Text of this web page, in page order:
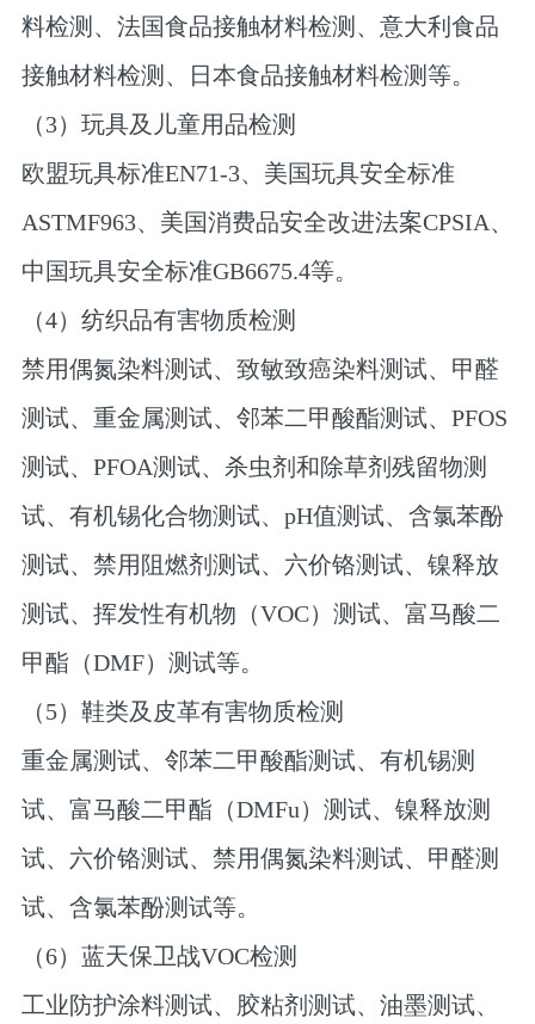
料检测、法国食品接触材料检测、意大利食品
接触材料检测、日本食品接触材料检测等。
（3）玩具及儿童用品检测
欧盟玩具标准EN71-3、美国玩具安全标准
ASTMF963、美国消费品安全改进法案CPSIA、
中国玩具安全标准GB6675.4等。
（4）纺织品有害物质检测
禁用偶氮染料测试、致敏致癌染料测试、甲醛
测试、重金属测试、邻苯二甲酸酯测试、PFOS
测试、PFOA测试、杀虫剂和除草剂残留物测
试、有机锡化合物测试、pH值测试、含氯苯酚
测试、禁用阻燃剂测试、六价铬测试、镍释放
测试、挥发性有机物（VOC）测试、富马酸二
甲酯（DMF）测试等。
（5）鞋类及皮革有害物质检测
重金属测试、邻苯二甲酸酯测试、有机锡测
试、富马酸二甲酯（DMFu）测试、镍释放测
试、六价铬测试、禁用偶氮染料测试、甲醛测
试、含氯苯酚测试等。
（6）蓝天保卫战VOC检测
工业防护涂料测试、胶粘剂测试、油墨测试、